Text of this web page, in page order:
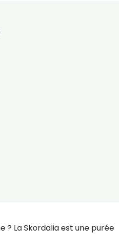
? La Skordalia est une purée